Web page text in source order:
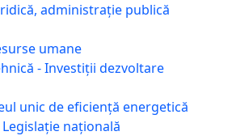
administrație publică
umane
- Investiții dezvoltare
unic de eficiență energetică
Legislaţie națională